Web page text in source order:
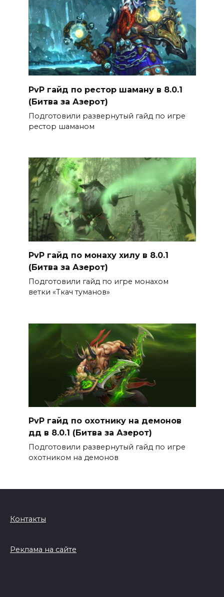
PvP гайд по рестор шаману в 8.0.1
(Битва за Азерот)
Подготовили развернутый гайд по игре
рестор шаманом
PvP гайд по монаху хилу в 8.0.1
(Битва за Азерот)
Подготовили гайд по игре монахом
ветки «Ткач туманов»
PvP гайд по охотнику на демонов
дд в 8.0.1 (Битва за Азерот)
Подготовили развернутый гайд по игре
охотником на демонов
Контакты
Реклама на сайте